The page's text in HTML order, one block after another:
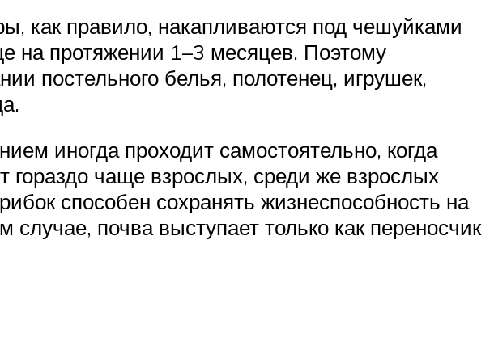
как правило, накапливаются под чешуйками
на протяжении 1–3 месяцев. Поэтому
постельного белья, полотенец, игрушек,
иногда проходит самостоятельно, когда
гораздо чаще взрослых, среди же взрослых
способен сохранять жизнеспособность на
почва выступает только как переносчик